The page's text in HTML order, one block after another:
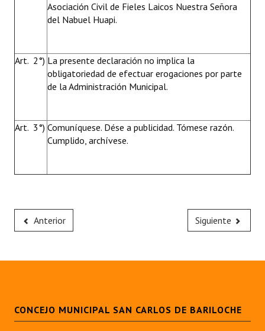
Asociación Civil de Fieles Laicos Nuestra Señora
del Nabuel Huapi.
Art. 2°) La presente declaración no implica la
obligatoriedad de efectuar erogaciones por parte
de la Administración Municipal.
Art. 3°) Comuníquese. Dése a publicidad. Tómese razón.
Cumplido, archívese.
Anterior Siguiente
CONCEJO MUNICIPAL SAN CARLOS DE BARILOCHE